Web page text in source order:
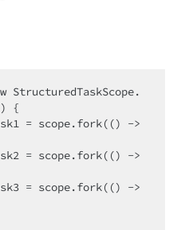
StructuredTaskScope.
{